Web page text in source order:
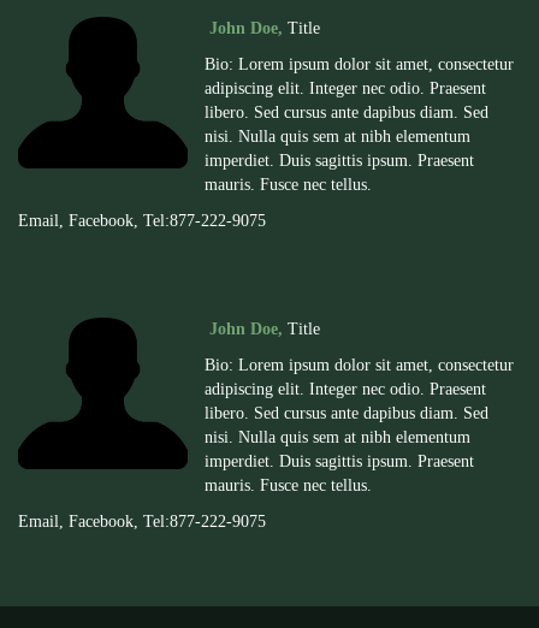
John Doe, Title
Bio: Lorem ipsum dolor sit amet, consectetur
adipiscing elit. Integer nec odio. Praesent
libero. Sed cursus ante dapibus diam. Sed
nisi. Nulla quis sem at nibh elementum
imperdiet. Duis sagittis ipsum. Praesent
mauris. Fusce nec tellus.
Email, Facebook, Tel:877-222-9075
John Doe, Title
Bio: Lorem ipsum dolor sit amet, consectetur
adipiscing elit. Integer nec odio. Praesent
libero. Sed cursus ante dapibus diam. Sed
nisi. Nulla quis sem at nibh elementum
imperdiet. Duis sagittis ipsum. Praesent
mauris. Fusce nec tellus.
Email, Facebook, Tel:877-222-9075